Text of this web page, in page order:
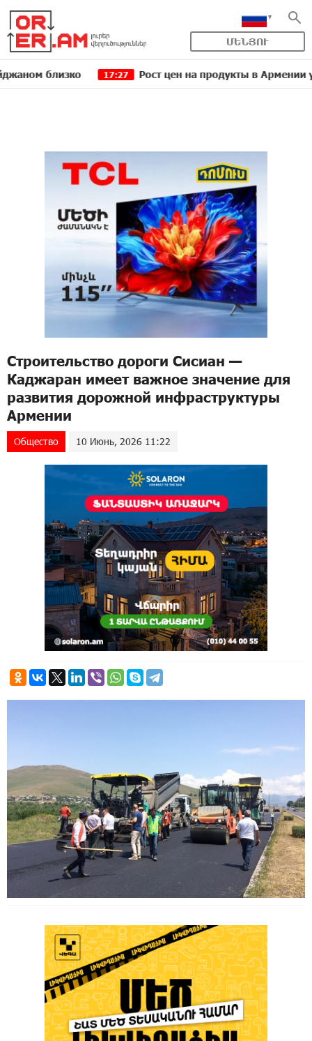
ՄԵՆՅՈՒ
17:27 Рост цен на продукты в Армении
Строительство дороги Сисиан —
Каджаран имеет важное значение для
развития дорожной инфраструктуры
Армении
Общество 10 Июнь, 2026 11:22